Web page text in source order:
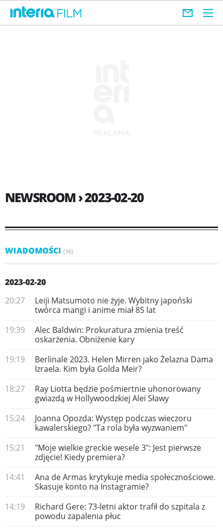
NEWSROOM › 2023-02-20
WIADOMOŚCI (16)
2023-02-20
20:27
Leiji Matsumoto nie żyje. Wybitny japoński
twórca mangi i anime miał 85 lat
19:39
Alec Baldwin: Prokuratura zmienia treść
oskarżenia. Obniżenie kary
19:19
Berlinale 2023. Helen Mirren jako Żelazna Dama
Izraela. Kim była Golda Meir?
18:27
Ray Liotta będzie pośmiertnie uhonorowany
gwiazdą w Hollywoodzkiej Alei Sławy
15:24
Joanna Opozda: Występ podczas wieczoru
kawalerskiego? "Ta rola była wyzwaniem"
15:21
"Moje wielkie greckie wesele 3": Jest pierwsze
zdjęcie! Kiedy premiera?
14:41
Ana de Armas krytykuje media społecznościowe.
Skasuje konto na Instagramie?
14:19
Richard Gere: 73-letni aktor trafił do szpitala z
powodu zapalenia płuc